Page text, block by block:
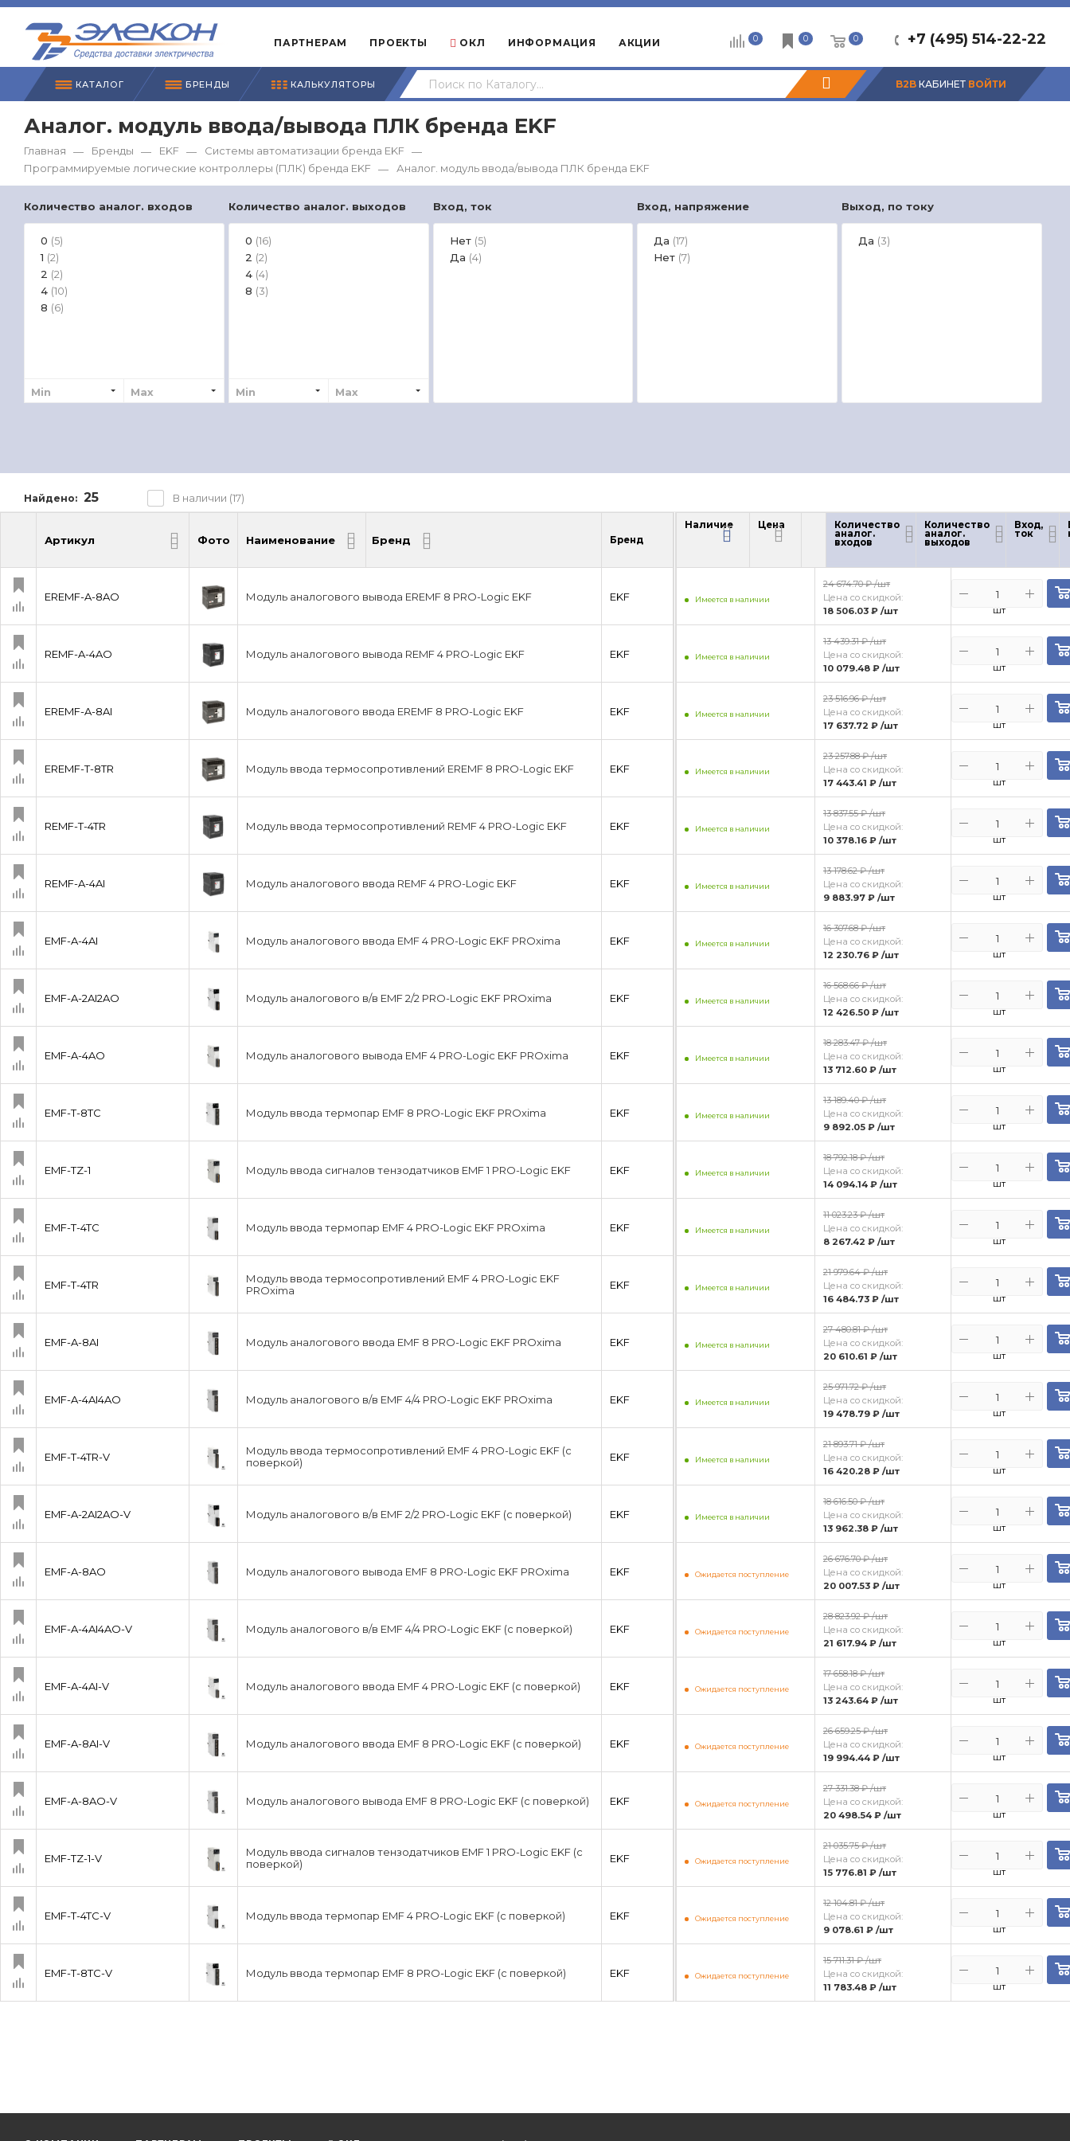
ПАРТНЕРАМ ПРОЕКТЫ ОКЛ ИНФОРМАЦИЯ АКЦИИ +7 (495) 514-22-22
0 0 0
B2B КАБИНЕТ ВОЙТИ
КАТАЛОГ БРЕНДЫ КАЛЬКУЛЯТОРЫ
Аналог. модуль ввода/вывода ПЛК бренда EKF
Главная — Бренды — EKF — Системы автоматизации бренда EKF —
Программируемые логические контроллеры (ПЛК) бренда EKF — Аналог. модуль ввода/вывода ПЛК бренда EKF
Количество аналог. входов
0 (5)
1 (2)
2 (2)
4 (10)
8 (6)
Min Max
Количество аналог. выходов
0 (16)
2 (2)
4 (4)
8 (3)
Min Max
Вход, ток
Нет (5)
Да (4)
Вход, напряжение
Да (17)
Нет (7)
Выход, по току
Да (3)
Найдено: 25 В наличии (17)
Артикул Фото Наименование Бренд
Наличие Цена Количество
аналог.
входов
Количество
аналог.
выходов
Вход,
ток
Артикул Фото Наименование Бренд
EREMF-A-8AO Модуль аналогового вывода EREMF 8 PRO-Logic EKF EKF
REMF-A-4AO Модуль аналогового вывода REMF 4 PRO-Logic EKF EKF
EREMF-A-8AI Модуль аналогового ввода EREMF 8 PRO-Logic EKF EKF
EREMF-T-8TR Модуль ввода термосопротивлений EREMF 8 PRO-Logic EKF EKF
REMF-T-4TR Модуль ввода термосопротивлений REMF 4 PRO-Logic EKF EKF
REMF-A-4AI Модуль аналогового ввода REMF 4 PRO-Logic EKF EKF
EMF-A-4AI Модуль аналогового ввода EMF 4 PRO-Logic EKF PROxima EKF
EMF-A-2AI2AO Модуль аналогового в/в EMF 2/2 PRO-Logic EKF PROxima EKF
EMF-A-4AO Модуль аналогового вывода EMF 4 PRO-Logic EKF PROxima EKF
EMF-T-8TC Модуль ввода термопар EMF 8 PRO-Logic EKF PROxima EKF
EMF-TZ-1 Модуль ввода сигналов тензодатчиков EMF 1 PRO-Logic EKF EKF
EMF-T-4TC Модуль ввода термопар EMF 4 PRO-Logic EKF PROxima EKF
EMF-T-4TR
Модуль ввода термосопротивлений EMF 4 PRO-Logic EKF
PROxima
EKF
EMF-A-8AI Модуль аналогового ввода EMF 8 PRO-Logic EKF PROxima EKF
EMF-A-4AI4AO Модуль аналогового в/в EMF 4/4 PRO-Logic EKF PROxima EKF
EMF-T-4TR-V
Модуль ввода термосопротивлений EMF 4 PRO-Logic EKF (с
поверкой)
EKF
EMF-A-2AI2AO-V Модуль аналогового в/в EMF 2/2 PRO-Logic EKF (с поверкой) EKF
EMF-A-8AO Модуль аналогового вывода EMF 8 PRO-Logic EKF PROxima EKF
EMF-A-4AI4AO-V Модуль аналогового в/в EMF 4/4 PRO-Logic EKF (с поверкой) EKF
EMF-A-4AI-V Модуль аналогового ввода EMF 4 PRO-Logic EKF (с поверкой) EKF
EMF-A-8AI-V Модуль аналогового ввода EMF 8 PRO-Logic EKF (с поверкой) EKF
EMF-A-8AO-V Модуль аналогового вывода EMF 8 PRO-Logic EKF (с поверкой) EKF
EMF-TZ-1-V
Модуль ввода сигналов тензодатчиков EMF 1 PRO-Logic EKF (с
поверкой)
EKF
EMF-T-4TC-V Модуль ввода термопар EMF 4 PRO-Logic EKF (с поверкой) EKF
EMF-T-8TC-V Модуль ввода термопар EMF 8 PRO-Logic EKF (с поверкой) EKF
Наличие Цена
Имеется в наличии
24 674.70 ₽ /шт
Цена со скидкой:
18 506.03 ₽ /шт шт
Имеется в наличии
13 439.31 ₽ /шт
Цена со скидкой:
10 079.48 ₽ /шт шт
Имеется в наличии
23 516.96 ₽ /шт
Цена со скидкой:
17 637.72 ₽ /шт шт
Имеется в наличии
23 257.88 ₽ /шт
Цена со скидкой:
17 443.41 ₽ /шт шт
Имеется в наличии
13 837.55 ₽ /шт
Цена со скидкой:
10 378.16 ₽ /шт шт
Имеется в наличии
13 178.62 ₽ /шт
Цена со скидкой:
9 883.97 ₽ /шт шт
Имеется в наличии
16 307.68 ₽ /шт
Цена со скидкой:
12 230.76 ₽ /шт шт
Имеется в наличии
16 568.66 ₽ /шт
Цена со скидкой:
12 426.50 ₽ /шт шт
Имеется в наличии
18 283.47 ₽ /шт
Цена со скидкой:
13 712.60 ₽ /шт шт
Имеется в наличии
13 189.40 ₽ /шт
Цена со скидкой:
9 892.05 ₽ /шт шт
Имеется в наличии
18 792.18 ₽ /шт
Цена со скидкой:
14 094.14 ₽ /шт шт
Имеется в наличии
11 023.23 ₽ /шт
Цена со скидкой:
8 267.42 ₽ /шт шт
Имеется в наличии
21 979.64 ₽ /шт
Цена со скидкой:
16 484.73 ₽ /шт шт
Имеется в наличии
27 480.81 ₽ /шт
Цена со скидкой:
20 610.61 ₽ /шт шт
Имеется в наличии
25 971.72 ₽ /шт
Цена со скидкой:
19 478.79 ₽ /шт шт
Имеется в наличии
21 893.71 ₽ /шт
Цена со скидкой:
16 420.28 ₽ /шт шт
Имеется в наличии
18 616.50 ₽ /шт
Цена со скидкой:
13 962.38 ₽ /шт шт
Ожидается поступление
26 676.70 ₽ /шт
Цена со скидкой:
20 007.53 ₽ /шт шт
Ожидается поступление
28 823.92 ₽ /шт
Цена со скидкой:
21 617.94 ₽ /шт шт
Ожидается поступление
17 658.18 ₽ /шт
Цена со скидкой:
13 243.64 ₽ /шт шт
Ожидается поступление
26 659.25 ₽ /шт
Цена со скидкой:
19 994.44 ₽ /шт шт
Ожидается поступление
27 331.38 ₽ /шт
Цена со скидкой:
20 498.54 ₽ /шт шт
Ожидается поступление
21 035.75 ₽ /шт
Цена со скидкой:
15 776.81 ₽ /шт шт
Ожидается поступление
12 104.81 ₽ /шт
Цена со скидкой:
9 078.61 ₽ /шт шт
Ожидается поступление
15 711.31 ₽ /шт
Цена со скидкой:
11 783.48 ₽ /шт шт